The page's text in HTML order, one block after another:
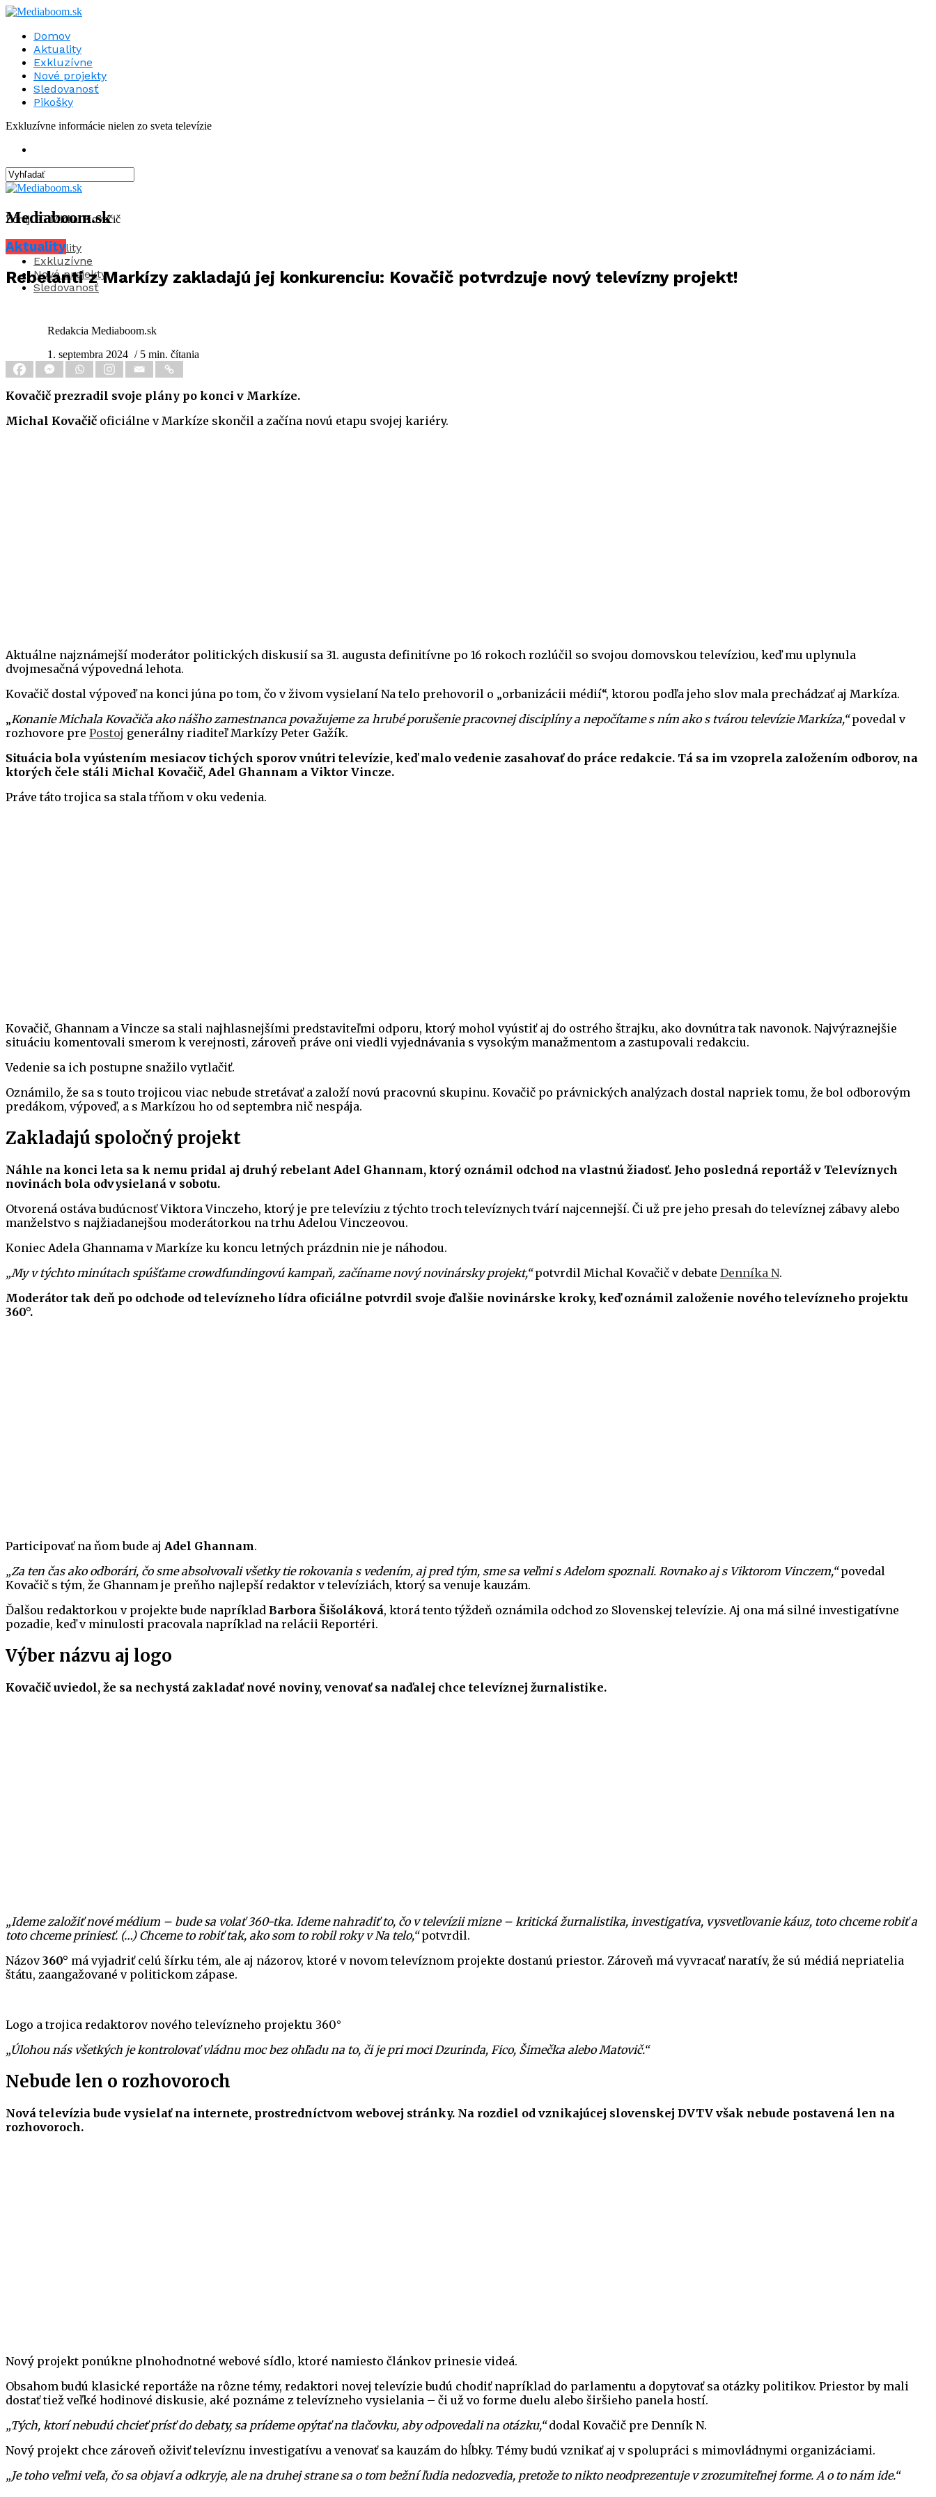
Domov
Aktuality
Exkluzívne
Nové projekty
Sledovanosť
Pikošky
Exkluzívne informácie nielen zo sveta televízie
Mediaboom.sk
Aktuality
Exkluzívne
Nové projekty
Sledovanosť
Zdroj: IG Michal Kovačič
Aktuality
Rebelanti z Markízy zakladajú jej konkurenciu: Kovačič potvrdzuje nový televízny projekt!
Redakcia Mediaboom.sk
1. septembra 2024 / 5 min. čítania
Kovačič prezradil svoje plány po konci v Markíze.
Michal Kovačič oficiálne v Markíze skončil a začína novú etapu svojej kariéry.
Aktuálne najznámejší moderátor politických diskusií sa 31. augusta definitívne po 16 rokoch rozlúčil so svojou domovskou televíziou, keď mu uplynula
dvojmesačná výpovedná lehota.
Kovačič dostal výpoveď na konci júna po tom, čo v živom vysielaní Na telo prehovoril o „orbanizácii médií“, ktorou podľa jeho slov mala prechádzať aj Markíza.
„Konanie Michala Kovačiča ako nášho zamestnanca považujeme za hrubé porušenie pracovnej disciplíny a nepočítame s ním ako s tvárou televízie Markíza,“povedal v
rozhovore pre Postoj generálny riaditeľ Markízy Peter Gažík.
Situácia bola vyústením mesiacov tichých sporov vnútri televízie, keď malo vedenie zasahovať do práce redakcie. Tá sa im vzoprela založením odborov, na
ktorých čele stáli Michal Kovačič, Adel Ghannam a Viktor Vincze.
Práve táto trojica sa stala tŕňom v oku vedenia.
Kovačič, Ghannam a Vincze sa stali najhlasnejšími predstaviteľmi odporu, ktorý mohol vyústiť aj do ostrého štrajku, ako dovnútra tak navonok. Najvýraznejšie
situáciu komentovali smerom k verejnosti, zároveň práve oni viedli vyjednávania s vysokým manažmentom a zastupovali redakciu.
Vedenie sa ich postupne snažilo vytlačiť.
Oznámilo, že sa s touto trojicou viac nebude stretávať a založí novú pracovnú skupinu. Kovačič po právnických analýzach dostal napriek tomu, že bol odborovým
predákom, výpoveď, a s Markízou ho od septembra nič nespája.
Zakladajú spoločný projekt
Náhle na konci leta sa k nemu pridal aj druhý rebelant Adel Ghannam, ktorý oznámil odchod na vlastnú žiadosť. Jeho posledná reportáž v Televíznych
novinách bola odvysielaná v sobotu.
Otvorená ostáva budúcnosť Viktora Vinczeho, ktorý je pre televíziu z týchto troch televíznych tvárí najcennejší. Či už pre jeho presah do televíznej zábavy alebo
manželstvo s najžiadanejšou moderátorkou na trhu Adelou Vinczeovou.
Koniec Adela Ghannama v Markíze ku koncu letných prázdnin nie je náhodou.
„My v týchto minútach spúšťame crowdfundingovú kampaň, začíname nový novinársky projekt,“potvrdil Michal Kovačič v debate Denníka N.
Moderátor tak deň po odchode od televízneho lídra oficiálne potvrdil svoje ďalšie novinárske kroky, keď oznámil založenie nového televízneho projektu
360°.
Participovať na ňom bude aj Adel Ghannam.
„Za ten čas ako odborári, čo sme absolvovali všetky tie rokovania s vedením, aj pred tým, sme sa veľmi s Adelom spoznali. Rovnako aj s Viktorom Vinczem,“povedal
Kovačič s tým, že Ghannam je preňho najlepší redaktor v televíziách, ktorý sa venuje kauzám.
Ďalšou redaktorkou v projekte bude napríklad Barbora Šišoláková, ktorá tento týždeň oznámila odchod zo Slovenskej televízie. Aj ona má silné investigatívne
pozadie, keď v minulosti pracovala napríklad na relácii Reportéri.
Výber názvu aj logo
Kovačič uviedol, že sa nechystá zakladať nové noviny, venovať sa naďalej chce televíznej žurnalistike.
„Ideme založiť nové médium – bude sa volať 360-tka. Ideme nahradiť to, čo v televízii mizne – kritická žurnalistika, investigatíva, vysvetľovanie káuz, toto chceme robiť a
toto chceme priniesť. (…) Chceme to robiť tak, ako som to robil roky v Na telo,“potvrdil.
Názov360° má vyjadriť celú šírku tém, ale aj názorov, ktoré v novom televíznom projekte dostanú priestor. Zároveň má vyvracať naratív, že sú médiá nepriatelia
štátu, zaangažované v politickom zápase.
Logo a trojica redaktorov nového televízneho projektu 360°
„Úlohou nás všetkých je kontrolovať vládnu moc bez ohľadu na to, či je pri moci Dzurinda, Fico, Šimečka alebo Matovič.“
Nebude len o rozhovoroch
Nová televízia bude vysielať na internete, prostredníctvom webovej stránky. Na rozdiel od vznikajúcej slovenskej DVTV však nebude postavená len na
rozhovoroch.
Nový projekt ponúkne plnohodnotné webové sídlo, ktoré namiesto článkov prinesie videá.
Obsahom budú klasické reportáže na rôzne témy, redaktori novej televízie budú chodiť napríklad do parlamentu a dopytovať sa otázky politikov. Priestor by mali
dostať tiež veľké hodinové diskusie, aké poznáme z televízneho vysielania – či už vo forme duelu alebo širšieho panela hostí.
„Tých, ktorí nebudú chcieť prísť do debaty, sa prídeme opýtať na tlačovku, aby odpovedali na otázku,“dodal Kovačič pre Denník N.
Nový projekt chce zároveň oživiť televíznu investigatívu a venovať sa kauzám do hĺbky. Témy budú vznikať aj v spolupráci s mimovládnymi organizáciami.
„Je toho veľmi veľa, čo sa objaví a odkryje, ale na druhej strane sa o tom bežní ľudia nedozvedia, pretože to nikto neodprezentuje v zrozumiteľnej forme. A o to nám ide.“